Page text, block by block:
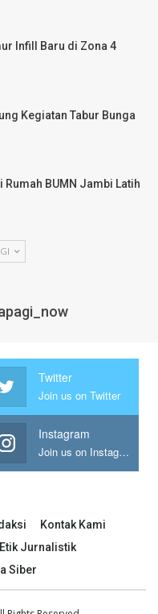
Infill Baru di Zona 4
Kegiatan Tabur Bunga
Rumah BUMN Jambi Latih
Twitter
Join us on Twitter
Instagram
Join us on Instagram
Kontak Kami
Jurnalistik
Siber